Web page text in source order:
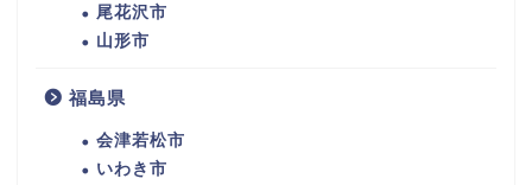
尾花沢市
山形市
福島県
会津若松市
いわき市